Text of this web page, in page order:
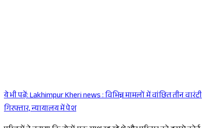
Sponsored
ये भी पढ़ें:Lakhimpur Kheri news : विभिन्न मामलों में वांछित तीन वारंटी
गिरफ्तार, न्यायालय में पेश